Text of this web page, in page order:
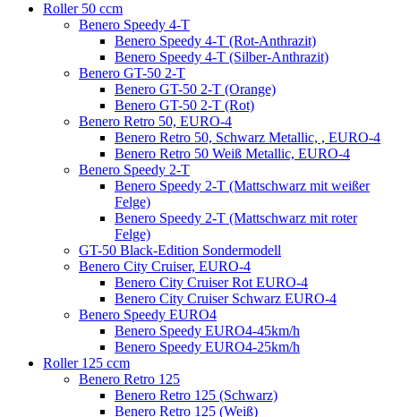
Roller 50 ccm
Benero Speedy 4-T
Benero Speedy 4-T (Rot-Anthrazit)
Benero Speedy 4-T (Silber-Anthrazit)
Benero GT-50 2-T
Benero GT-50 2-T (Orange)
Benero GT-50 2-T (Rot)
Benero Retro 50, EURO-4
Benero Retro 50, Schwarz Metallic, , EURO-4
Benero Retro 50 Weiß Metallic, EURO-4
Benero Speedy 2-T
Benero Speedy 2-T (Mattschwarz mit weißer
Felge)
Benero Speedy 2-T (Mattschwarz mit roter
Felge)
GT-50 Black-Edition Sondermodell
Benero City Cruiser, EURO-4
Benero City Cruiser Rot EURO-4
Benero City Cruiser Schwarz EURO-4
Benero Speedy EURO4
Benero Speedy EURO4-45km/h
Benero Speedy EURO4-25km/h
Roller 125 ccm
Benero Retro 125
Benero Retro 125 (Schwarz)
Benero Retro 125 (Weiß)